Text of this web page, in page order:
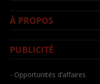
À PROPOS
PUBLICITÉ
- Opportunités d’affaires